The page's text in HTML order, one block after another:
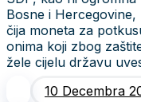
Bosne i
čija moneta za
onima koji zbog
žele cijelu državu
10 Decembra